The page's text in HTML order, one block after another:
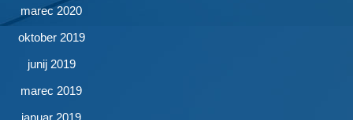
marec 2020
oktober 2019
junij 2019
marec 2019
januar 2019